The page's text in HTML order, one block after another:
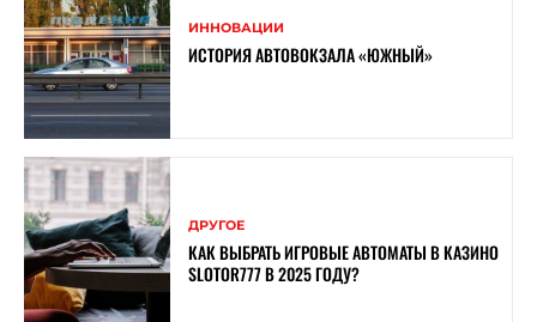
ИННОВАЦИИ
ИСТОРИЯ АВТОВОКЗАЛА «ЮЖНЫЙ»
ДРУГОЕ
КАК ВЫБРАТЬ ИГРОВЫЕ АВТОМАТЫ В КАЗИНО
SLOTOR777 В 2025 ГОДУ?